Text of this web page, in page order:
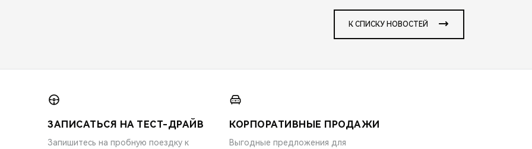
К СПИСКУ НОВОСТЕЙ
ЗАПИСАТЬСЯ НА ТЕСТ-ДРАЙВ
Запишитесь на пробную поездку к
КОРПОРАТИВНЫЕ ПРОДАЖИ
Выгодные предложения для